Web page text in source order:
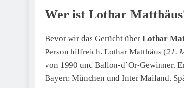
Wer ist Lothar
Bevor wir das Gerücht über Lothar
Person hilfreich. Lothar Matthäus (21.
von 1990 und Ballon-d’Or-Gewinner.
Bayern München und Inter Mailand.